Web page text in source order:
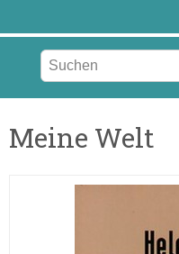
Meine Welt